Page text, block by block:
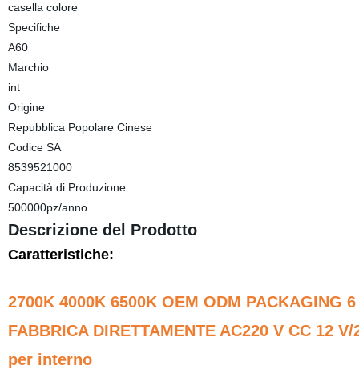
casella colore
Specifiche
A60
Marchio
int
Origine
Repubblica Popolare Cinese
Codice SA
8539521000
Capacità di Produzione
500000pz/anno
Descrizione del Prodotto
Caratteristiche:
2700K 4000K 6500K OEM ODM PACKAGING
FABBRICA DIRETTAMENTE AC220 V CC 12
per interno